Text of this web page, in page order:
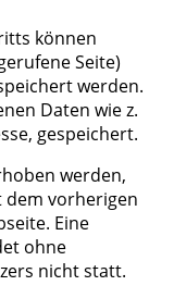
können
Seite)
werden.
Daten wie z.
gespeichert.
werden,
vorherigen
Eine
ohne
nicht statt.